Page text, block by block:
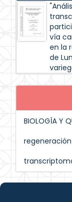
vía
en la
de
BIOLOGÍA Y
regeneración